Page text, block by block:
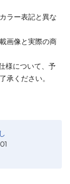
ラー表記と異な
画像と実際の商
様について、予
承ください。